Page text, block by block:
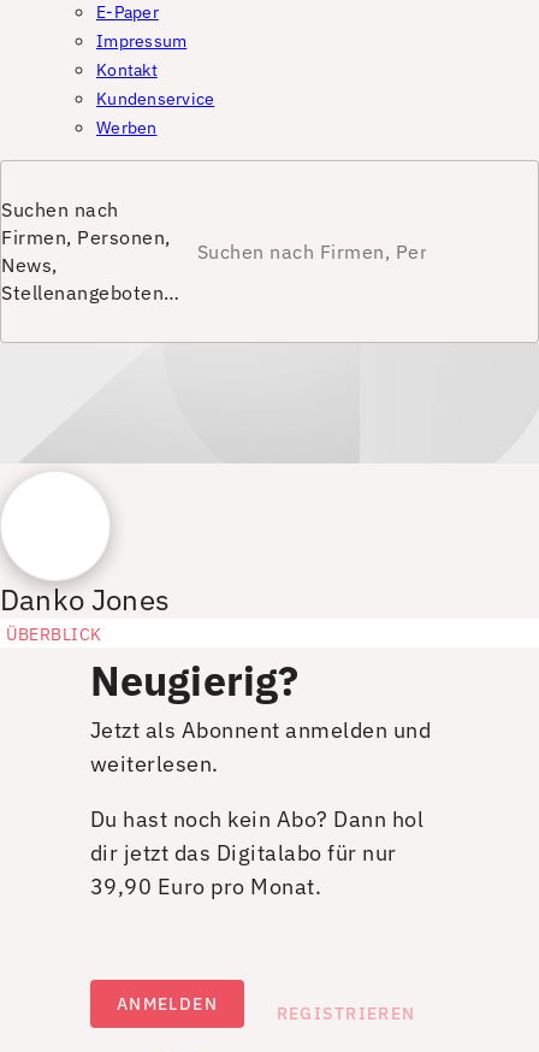
E-Paper
Impressum
Kontakt
Kundenservice
Werben
Suchen nach
Firmen, Personen,
News,
Stellenangeboten…
Danko Jones
ÜBERBLICK
Neugierig?
Jetzt als Abonnent anmelden und
weiterlesen.
Du hast noch kein Abo? Dann hol
dir jetzt das Digitalabo für nur
39,90 Euro pro Monat.
ANMELDEN REGISTRIEREN